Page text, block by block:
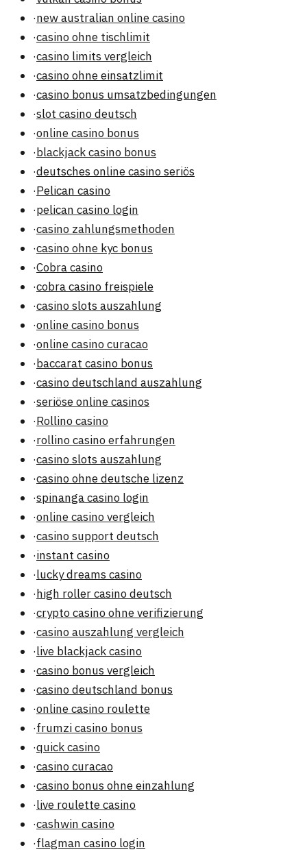
·new australian online casino
·casino ohne tischlimit
·casino limits vergleich
·casino ohne einsatzlimit
·casino bonus umsatzbedingungen
·slot casino deutsch
·online casino bonus
·blackjack casino bonus
·deutsches online casino seriös
·Pelican casino
·pelican casino login
·casino zahlungsmethoden
·casino ohne kyc bonus
·Cobra casino
·cobra casino freispiele
·casino slots auszahlung
·online casino bonus
·online casino curacao
·baccarat casino bonus
·casino deutschland auszahlung
·seriöse online casinos
·Rollino casino
·rollino casino erfahrungen
·casino slots auszahlung
·casino ohne deutsche lizenz
·spinanga casino login
·online casino vergleich
·casino support deutsch
·instant casino
·lucky dreams casino
·high roller casino deutsch
·crypto casino ohne verifizierung
·casino auszahlung vergleich
·live blackjack casino
·casino bonus vergleich
·casino deutschland bonus
·online casino roulette
·frumzi casino bonus
·quick casino
·casino curacao
·casino bonus ohne einzahlung
·live roulette casino
·cashwin casino
·flagman casino login